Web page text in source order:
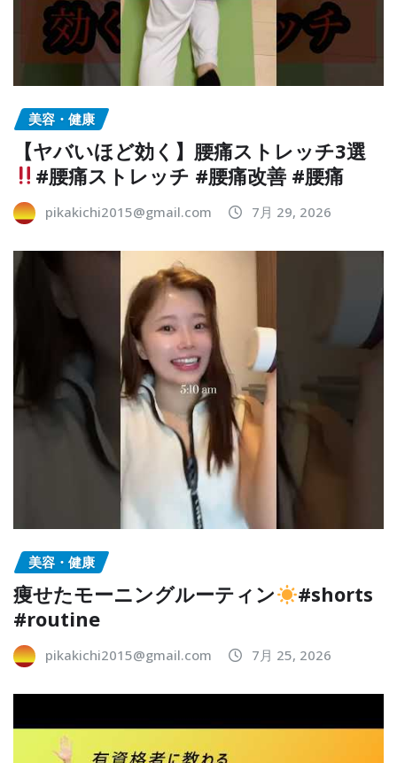
美容・健康
【ヤバいほど効く】腰痛ストレッチ3選
#腰痛ストレッチ #腰痛改善 #腰痛
pikakichi2015@gmail.com 7月 29, 2026
美容・健康
痩せたモーニングルーティン
#shorts
#routine
pikakichi2015@gmail.com 7月 25, 2026